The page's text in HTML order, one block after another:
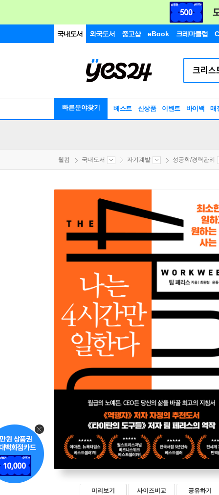
국내도서 외국도서 중고샵 eBook 크레마클럽
빠른분야찾기 베스트 신상품 이벤트 바이백 매
웰컴 국내도서 자기계발 성공학/경력관리
미리보기 사이즈비교 공유하기